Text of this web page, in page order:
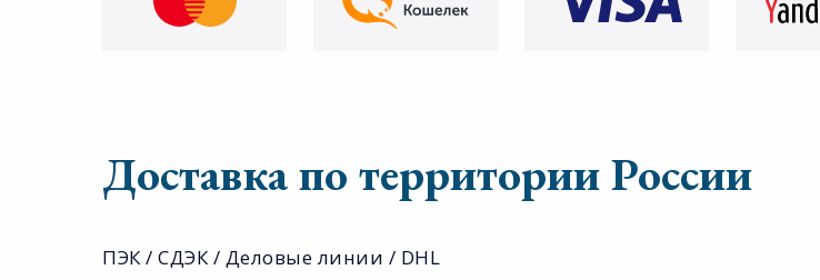
Доставка по территории России
ПЭК / СДЭК / Деловые линии / DHL